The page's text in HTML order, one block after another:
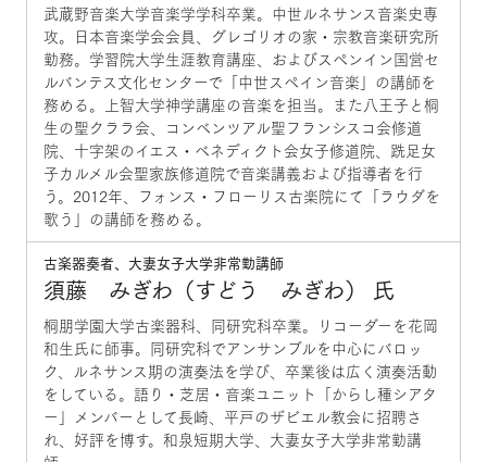
武蔵野音楽大学音楽学学科卒業。中世ルネサンス音楽史専
攻。日本音楽学会会員、グレゴリオの家・宗教音楽研究所
勤務。学習院大学生涯教育講座、およびスペンイン国営セ
ルバンテス文化センターで「中世スペイン音楽」の講師を
務める。上智大学神学講座の音楽を担当。また八王子と桐
生の聖クララ会、コンベンツアル聖フランシスコ会修道
院、十字架のイエス・ベネディクト会女子修道院、跣足女
子カルメル会聖家族修道院で音楽講義および指導者を行
う。2012年、フォンス・フローリス古楽院にて「ラウダを
歌う」の講師を務める。
古楽器奏者、大妻女子大学非常勤講師
須藤 みぎわ（すどう みぎわ） 氏
桐朋学園大学古楽器科、同研究科卒業。リコーダーを花岡
和生氏に師事。同研究科でアンサンブルを中心にバロッ
ク、ルネサンス期の演奏法を学び、卒業後は広く演奏活動
をしている。語り・芝居・音楽ユニット「からし種シアタ
ー」メンバーとして長崎、平戸のザビエル教会に招聘さ
れ、好評を博す。和泉短期大学、大妻女子大学非常勤講